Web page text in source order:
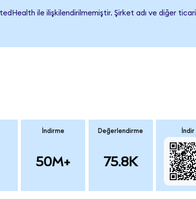
ile ilişkilendirilmemiştir. Şirket adı ve diğer ticari
İndirme
50M+
Değerlendirme
75.8K
İndir